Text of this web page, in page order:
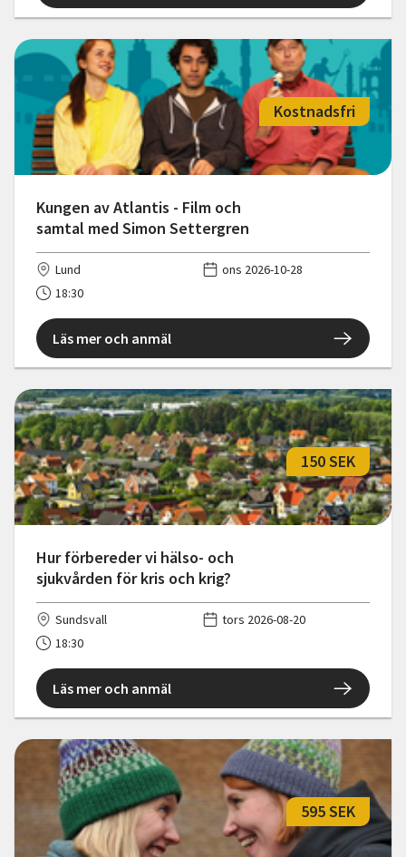
Kungen av Atlantis - Film och
samtal med Simon Settergren
Kostnadsfri
Lund
ons 2026-10-28
18:30
Läs mer och anmäl
Hur förbereder vi hälso- och
sjukvården för kris och krig?
150 SEK
Sundsvall
tors 2026-08-20
18:30
Läs mer och anmäl
595 SEK